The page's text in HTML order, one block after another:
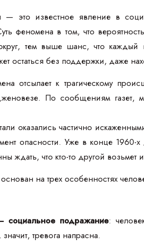
— это известное явление в
феномена в том, что
тем выше шанс, что каждый
остаться без поддержки, даже
отсылает к трагическому
По сообщениям газет,
оказались частично
опасности. Уже в конце
ждать, что кто-то другой возьмет
на трех особенностях
социальное подражание:
значит, тревога напрасна.